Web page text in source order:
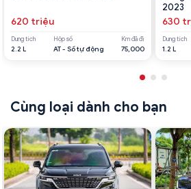
620 triệu
Dung tích
2.2 L
Hộp số
AT - Số tự động
Km đã đi
75,000
2023
630
Dung tích
1.2 L
Cùng loại dành cho bạn